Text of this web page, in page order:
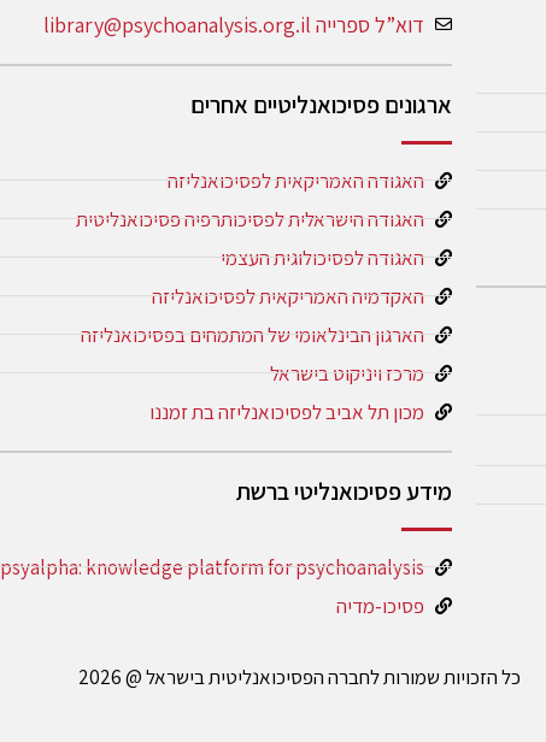
דוא”ל ספרייה library@psychoanalysis.org.il
ארגונים פסיכואנליטיים אחרים
האגודה האמריקאית לפסיכואנליזה
האגודה הישראלית לפסיכותרפיה פסיכואנליטית
האגודה לפסיכולוגית העצמי
האקדמיה האמריקאית לפסיכואנליזה
הארגון הבינלאומי של המתמחים בפסיכואנליזה
מרכז ויניקוט בישראל
מכון תל אביב לפסיכואנליזה בת זמננו
מידע פסיכואנליטי ברשת
psyalpha: knowledge platform for psychoanalysis
פסיכו-מדיה
כל הזכויות שמורות לחברה הפסיכואנליטית בישראל @ 2026